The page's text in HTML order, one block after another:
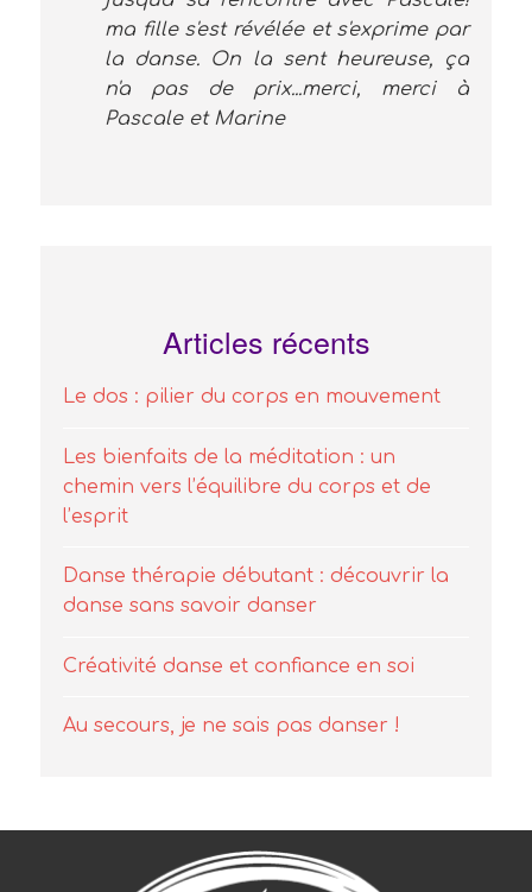
ma fille s'est révélée et s'exprime par
la danse. On la sent heureuse, ça
n'a pas de prix...merci, merci à
Pascale et Marine
Articles récents
Le dos : pilier du corps en mouvement
Les bienfaits de la méditation : un
chemin vers l’équilibre du corps et de
l’esprit
Danse thérapie débutant : découvrir la
danse sans savoir danser
Créativité danse et confiance en soi
Au secours, je ne sais pas danser !